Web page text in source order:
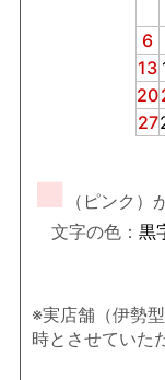
6
13
20
27
■
（ピンク）
文字の色： 黒
※実店舗（伊勢
時とさせていた